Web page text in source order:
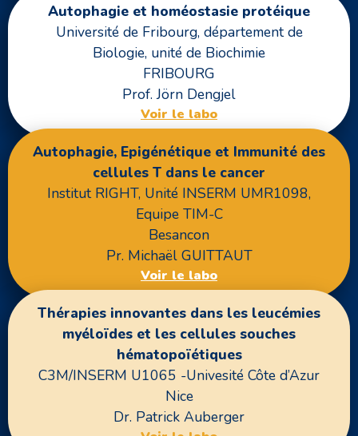
Autophagie et homéostasie protéique
Université de Fribourg, département de
Biologie, unité de Biochimie
FRIBOURG
Prof. Jörn Dengjel
Voir le labo
Autophagie, Epigénétique et Immunité des
cellules T dans le cancer
Institut RIGHT, Unité INSERM UMR1098,
Equipe TIM-C
Besancon
Pr. Michaël GUITTAUT
Voir le labo
Thérapies innovantes dans les leucémies
myéloïdes et les cellules souches
hématopoïétiques
C3M/INSERM U1065 -Univesité Côte d’Azur
Nice
Dr. Patrick Auberger